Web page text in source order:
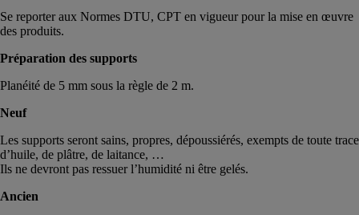
Se reporter aux Normes DTU, CPT en vigueur pour la mise en œuvre
des produits.
Préparation des supports
Planéité de 5 mm sous la règle de 2 m.
Neuf
Les supports seront sains, propres, dépoussiérés, exempts de toute trace
d’huile, de plâtre, de laitance, …
Ils ne devront pas ressuer l’humidité ni être gelés.
Ancien